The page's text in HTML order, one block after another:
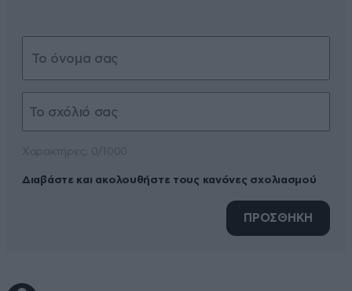
Διαβάστε και ακολουθήστε τους κανόνες σχολιασμού
ΠΡΟΣΘΗΚΗ